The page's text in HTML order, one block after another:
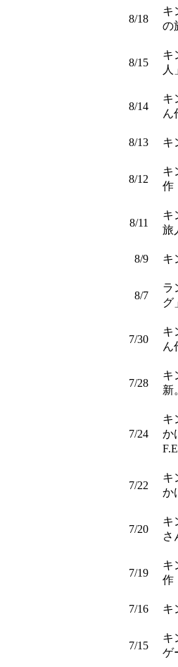
8/18
キ
の
8/15
キ
人
8/14
キ
ん
8/13 キ
8/12
キ
作
8/11
キ
旅
8/9 キ
8/7
ラ
グ
7/30
キ
ん
7/28
キ
新
7/24
キ
か
7/22
キ
か
7/20
キ
さ
7/19
キ
作
7/16 キ
7/15
キ
ゲ